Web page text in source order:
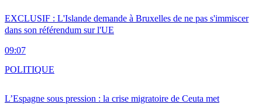
EXCLUSIF : L'Islande demande à Bruxelles de ne pas s'immiscer
dans son référendum sur l'UE
09:07
L’Espagne sous pression : la crise migratoire de Ceuta met
POLITIQUE